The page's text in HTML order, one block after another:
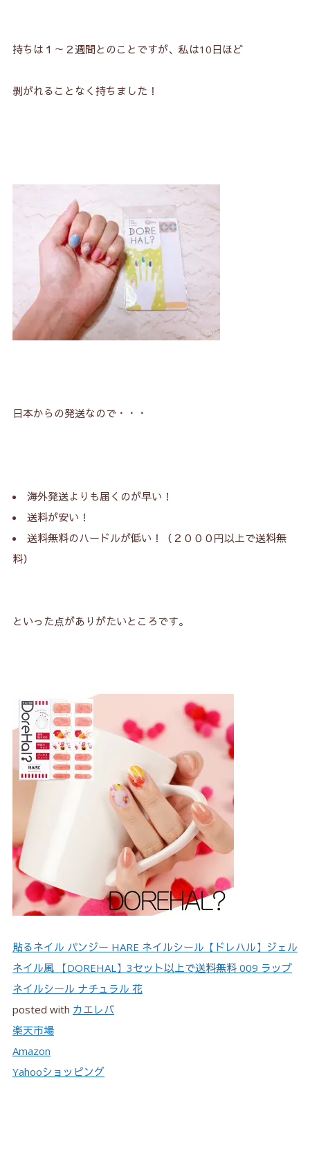
持ちは１～２週間とのことですが、私は10日ほど
剥がれることなく持ちました！
日本からの発送なので・・・
海外発送よりも届くのが早い！
送料が安い！
送料無料のハードルが低い！（２０００円以上で送料無
料）
といった点がありがたいところです。
貼るネイル パンジー HARE ネイルシール【ドレハル】ジェル
ネイル風 【DOREHAL】3セット以上で送料無料 009 ラップ
ネイルシール ナチュラル 花
posted with カエレバ
楽天市場
Amazon
Yahooショッピング